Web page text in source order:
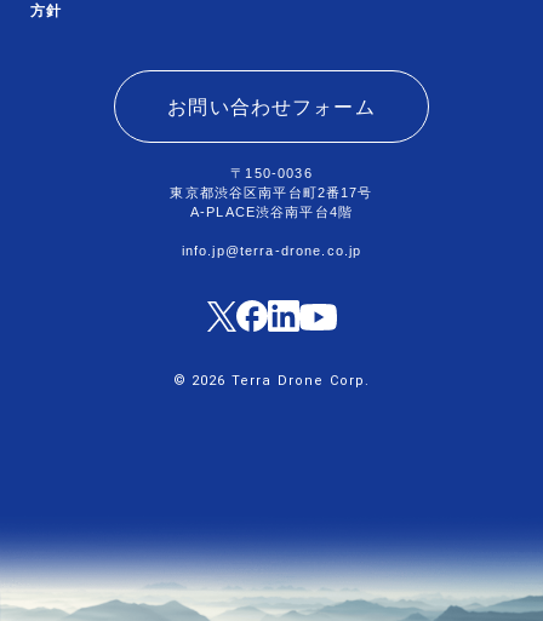
方針
お問い合わせフォーム
〒150-0036
東京都渋谷区南平台町2番17号
A-PLACE渋谷南平台4階
info.jp@terra-drone.co.jp
© 2026 Terra Drone Corp.